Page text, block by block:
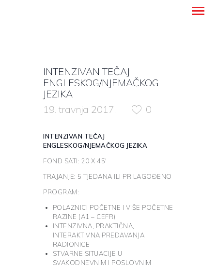
NASLOVNICA
PREVODITELJSKE USLUGE
UČENJE STRANIH JEZIKA
BLOG
KONTAKT
HRVATSKI
INTENZIVAN TEČAJ
ENGLESKOG/NJEMAČKOG
JEZIKA
19. travnja 2017.
0
INTENZIVAN TEČAJ
ENGLESKOG/NJEMAČKOG JEZIKA
FOND SATI: 20 X 45′
TRAJANJE: 5 TJEDANA ILI PRILAGOĐENO
PROGRAM:
POLAZNICI POČETNE I VIŠE POČETNE
RAZINE (A1 – CEFR)
INTENZIVNA, PRAKTIČNA,
INTERAKTIVNA PREDAVANJA I
RADIONICE
STVARNE SITUACIJE U
SVAKODNEVNIM I POSLOVNIM